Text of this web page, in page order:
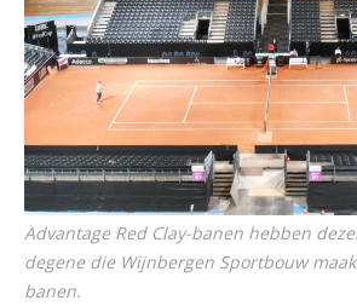
Advantage Red Clay-banen hebben
degene die Wijnbergen Sportbouw
banen.